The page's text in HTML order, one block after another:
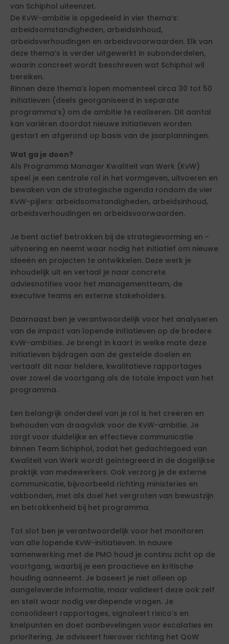
van Schiphol uiteenzet.
De KvW-ambitie is opgedeeld in vier thema’s:
arbeidsomstandigheden, arbeidsinhoud,
arbeidsverhoudingen en arbeidsvoorwaarden. Elk van
deze thema’s is verder uitgewerkt in subonderdelen,
waarin concreet wordt beschreven wat Schiphol wil
bereiken.
Binnen deze thema’s lopen momenteel circa 30 tot 50
initiatieven (deels georganiseerd in separate
programma’s) om de ambitie te realiseren. Dit aantal
kan variëren doordat nieuwe initiatieven worden
gestart en afgerond op basis van de jaarplanningen.
Wat ga je doen?
Als Programma Manager Kwaliteit van Werk (KvW)
speel je een centrale rol in het vormgeven, uitvoeren en
bewaken van de strategische agenda rondom de vier
KvW-pijlers: arbeidsomstandigheden, arbeidsinhoud,
arbeidsverhoudingen en arbeidsvoorwaarden.
Je bent actief betrokken bij de strategievorming en -
uitvoering en neemt waar nodig het initiatief om nieuwe
ideeën en projecten te ontwikkelen. Deze werk je
inhoudelijk uit en vertaal je naar concrete
adviesnotities voor het managementteam, de
executive teams en externe stakeholders.
Daarnaast ben je verantwoordelijk voor het analyseren
van de impact van lopende initiatieven op de bredere
KvW-ambities. Je brengt in kaart in welke mate deze
initiatieven bijdragen aan de gestelde doelen en
vertaalt dit naar heldere, kwalitatieve rapportages
over zowel de voortgang als de totale impact van het
programma.
Een belangrijk onderdeel van je rol is het creëren en
behouden van draagvlak voor de KvW-ambitie. Je
zorgt voor duidelijke en effectieve communicatie
binnen Team Schiphol, zodat het gedachtegoed van
Kwaliteit van Werk wordt geïntegreerd in de dagelijkse
praktijk van medewerkers. Ook verzorg je de externe
communicatie, bijvoorbeeld richting ministeries en
vakbonden, met als doel het vergroten van bewustzijn
en betrokkenheid bij het programma.
Tot slot ben je verantwoordelijk voor het monitoren
van alle lopende KvW-initiatieven. In nauwe
samenwerking met de PMO houd je continu zicht op de
voortgang, waarbij je een proactieve en kritische
houding aanneemt. Je baseert je niet alleen op
aangeleverde informatie, maar valideert deze ook zelf
en stelt waar nodig verdiepende vragen. Je
consolideert rapportages, signaleert risico’s en
knelpunten en doet aanbevelingen voor escalaties en
prioritering. Je adviseert hierover richting het QoW